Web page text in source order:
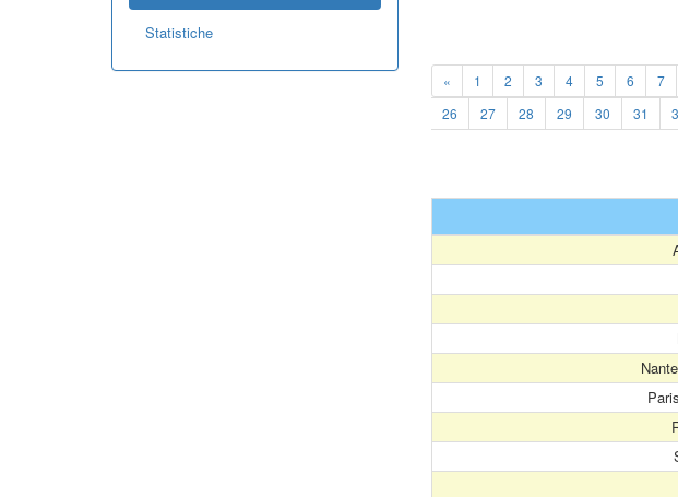
Statistiche
« 1 2 3 4 5 6 7
26
27 28 29 30 31